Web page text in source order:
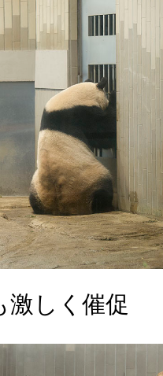
激しく催促